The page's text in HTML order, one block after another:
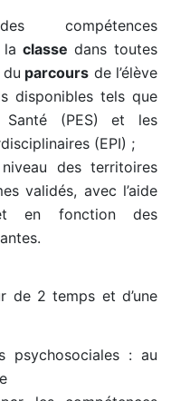
compétences
classe dans toutes
parcours de l’élève
disponibles tels que
Santé (PES) et les
(EPI) ;
des territoires
validés, avec l’aide
en fonction des
de 2 temps et d’une
psychosociales : au